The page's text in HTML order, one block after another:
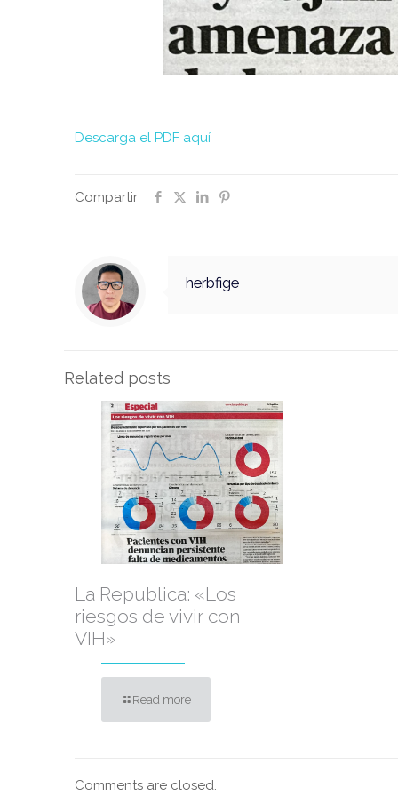
Descarga el PDF aquí
Compartir
herbfige
Related posts
La Republica: «Los
riesgos de vivir con
VIH»
Read more
Comments are closed.